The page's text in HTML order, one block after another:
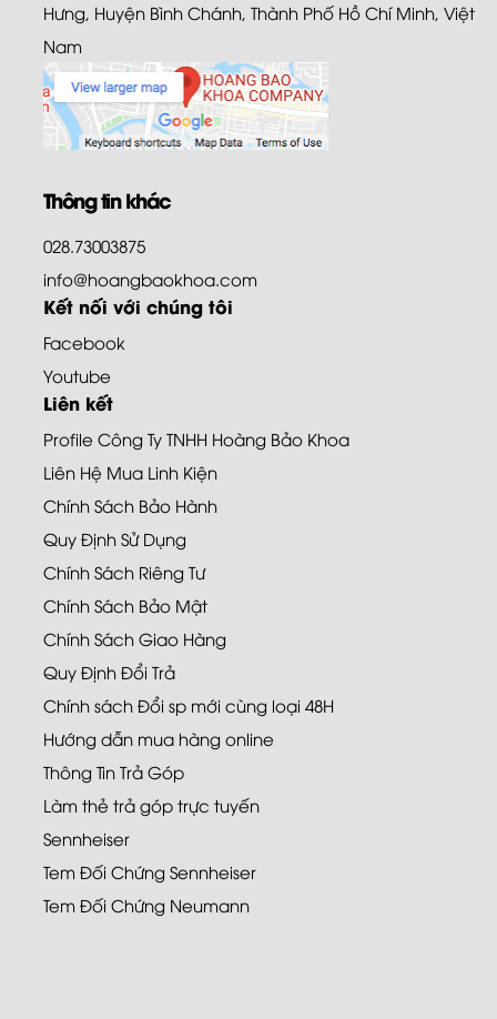
Hưng, Huyện Bình Chánh, Thành Phố Hồ Chí Minh, Việt
Nam
Thông tin khác
028.73003875
info@hoangbaokhoa.com
Kết nối với chúng tôi
Facebook
Youtube
Liên kết
Profile Công Ty TNHH Hoàng Bảo Khoa
Liên Hệ Mua Linh Kiện
Chính Sách Bảo Hành
Quy Định Sử Dụng
Chính Sách Riêng Tư
Chính Sách Bảo Mật
Chính Sách Giao Hàng
Quy Định Đổi Trả
Chính sách Đổi sp mới cùng loại 48H
Hướng dẫn mua hàng online
Thông Tin Trả Góp
Làm thẻ trả góp trực tuyến
Sennheiser
Tem Đối Chứng Sennheiser
Tem Đối Chứng Neumann